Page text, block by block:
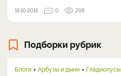
19.10.2015 0 206
Подборки рубрик
Блоги Арбузы и дыни Гладиолусы